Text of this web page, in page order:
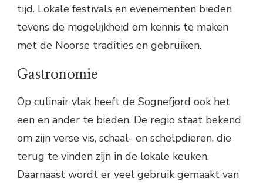
tijd. Lokale festivals en evenementen bieden
tevens de mogelijkheid om kennis te maken
met de Noorse tradities en gebruiken.
Gastronomie
Op culinair vlak heeft de Sognefjord ook het
een en ander te bieden. De regio staat bekend
om zijn verse vis, schaal- en schelpdieren, die
terug te vinden zijn in de lokale keuken.
Daarnaast wordt er veel gebruik gemaakt van